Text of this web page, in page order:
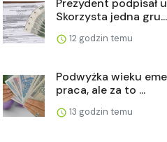
Prezydent podpisał
Skorzysta jedna gru...
12 godzin temu
Podwyżka wieku
praca, ale za to ...
13 godzin temu